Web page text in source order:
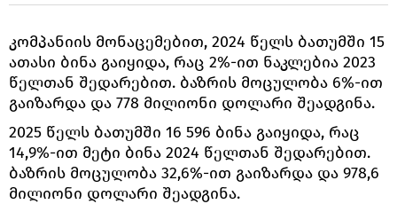
კომპანიის მონაცემებით, 2024 წელს ბათუმში 15
ათასი ბინა გაიყიდა, რაც 2%-ით ნაკლებია 2023
წელთან შედარებით. ბაზრის მოცულობა 6%-ით
გაიზარდა და 778 მილიონი დოლარი შეადგინა.
2025 წელს ბათუმში 16 596 ბინა გაიყიდა, რაც
14,9%-ით მეტი ბინა 2024 წელთან შედარებით.
ბაზრის მოცულობა 32,6%-ით გაიზარდა და 978,6
მილიონი დოლარი შეადგინა.